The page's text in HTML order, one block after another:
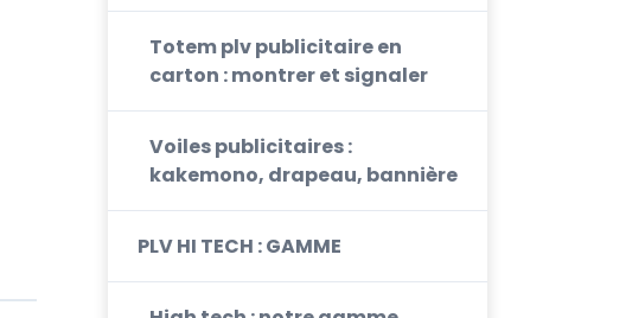
Totem plv publicitaire en
carton : montrer et signaler
Voiles publicitaires :
kakemono, drapeau, bannière
PLV HI TECH : GAMME